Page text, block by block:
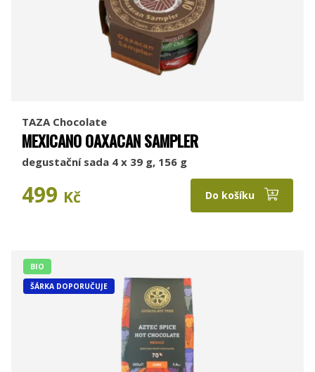
TAZA Chocolate
MEXICANO OAXACAN SAMPLER
degustační sada 4 x 39 g, 156 g
499 Kč Do košíku
BIO
ŠÁRKA DOPORUČUJE